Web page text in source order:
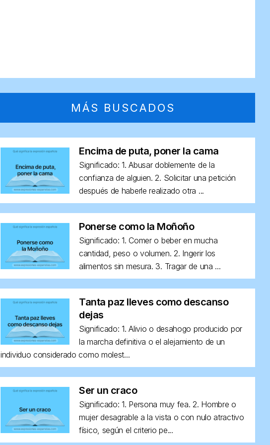
MÁS BUSCADOS
Encima de puta, poner la cama
Significado: 1. Abusar doblemente de la
confianza de alguien. 2. Solicitar una petición
después de haberle realizado otra ...
Ponerse como la Moñoño
Significado: 1. Comer o beber en mucha
cantidad, peso o volumen. 2. Ingerir los
alimentos sin mesura. 3. Tragar de una ...
Tanta paz lleves como descanso
dejas
Significado: 1. Alivio o desahogo producido por
la marcha definitiva o el alejamiento de un
individuo considerado como molest...
Ser un craco
Significado: 1. Persona muy fea. 2. Hombre o
mujer desagrable a la vista o con nulo atractivo
físico, según el criterio pe...